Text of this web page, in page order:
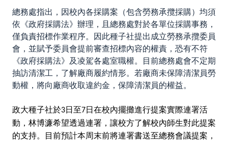
總務處指出，因校內各採購案（包含勞務承攬採購）均須
依《政府採購法》辦理，且總務處對於各單位採購事務，
僅負責招標作業程序。因此種子社提出成立勞務承攬委員
會，並賦予委員會提前審查招標內容的權責，恐有不符
《政府採購法》及凌駕各處室職權。目前總務處會不定期
抽訪清潔工，了解廠商履約情形。若廠商未保障清潔員勞
動權，將向廠商收取違約金，保障清潔員的權益。
政大種子社於3日至7日在校內擺攤進行提案實際連署活
動，林博濂希望透過連署，讓校方了解校內師生對此提案
的支持。目前預計本周末前將連署書送至總務會議提案，